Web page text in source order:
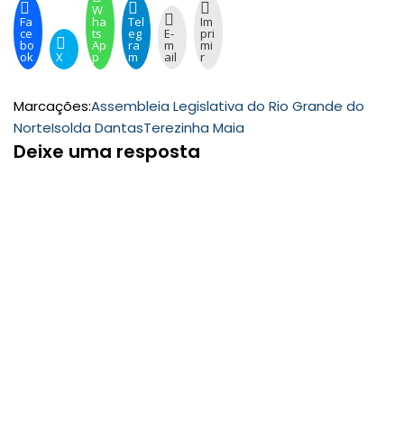
Fa
ce
bo
ok X
W
ha
ts
Ap
p
Tel
eg
ra
m
E-
m
ail
Im
pri
mi
r
Marcações:Assembleia Legislativa do Rio Grande do
NorteIsolda DantasTerezinha Maia
Deixe uma resposta